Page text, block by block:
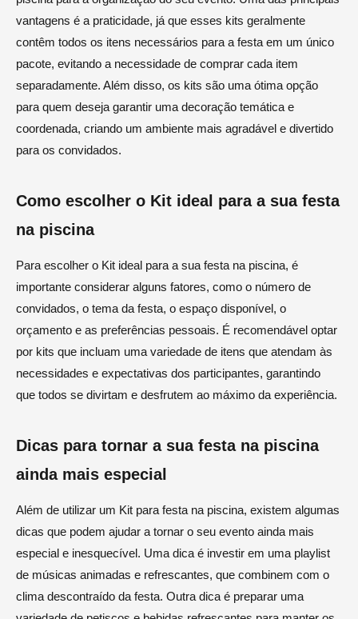
vantagens é a praticidade, já que esses kits geralmente
contêm todos os itens necessários para a festa em um único
pacote, evitando a necessidade de comprar cada item
separadamente. Além disso, os kits são uma ótima opção
para quem deseja garantir uma decoração temática e
coordenada, criando um ambiente mais agradável e divertido
para os convidados.
Como escolher o Kit ideal para a sua festa
na piscina
Para escolher o Kit ideal para a sua festa na piscina, é
importante considerar alguns fatores, como o número de
convidados, o tema da festa, o espaço disponível, o
orçamento e as preferências pessoais. É recomendável optar
por kits que incluam uma variedade de itens que atendam às
necessidades e expectativas dos participantes, garantindo
que todos se divirtam e desfrutem ao máximo da experiência.
Dicas para tornar a sua festa na piscina
ainda mais especial
Além de utilizar um Kit para festa na piscina, existem algumas
dicas que podem ajudar a tornar o seu evento ainda mais
especial e inesquecível. Uma dica é investir em uma playlist
de músicas animadas e refrescantes, que combinem com o
clima descontraído da festa. Outra dica é preparar uma